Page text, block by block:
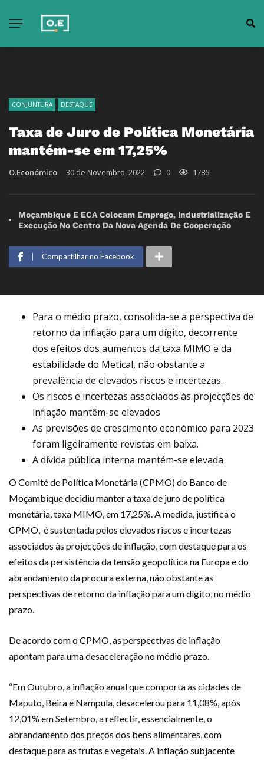
CONJUNTURA DESTAQUE
Taxa de Juro de Política Monetária
mantém-se em 17,25%
O.Económico 30 de Novembro, 2022 0 1786
Moçambique E ECA Colocam Emprego, Industrialização E
Execução No Centro Da Nova Agenda De Cooperação
Compartilhar no Facebook
Para o médio prazo, consolida-se a perspectiva de
retorno da inflação para um dígito, decorrente
dos efeitos dos aumentos da taxa MIMO e da
estabilidade do Metical, não obstante a
prevalência de elevados riscos e incertezas.
Os riscos e incertezas associados às projecções de
inflação mantêm-se elevados
As previsões de crescimento económico para 2023
foram ligeiramente revistas em baixa.
A dívida pública interna mantém-se elevada
O Comité de Política Monetária (CPMO) do Banco de
Moçambique decidiu manter a taxa de juro de política
monetária, taxa MIMO, em 17,25%. A medida, justifica o
CPMO, é sustentada pelos elevados riscos e incertezas
associados às projecções de inflação, com destaque para os
efeitos da persistência da tensão geopolítica na Europa e do
abrandamento da procura externa, não obstante as
perspectivas de retorno da inflação para um dígito, no médio
prazo.
De acordo com o CPMO, as perspectivas de inflação
apontam para uma desaceleração no médio prazo.
“Em Outubro, a inflação anual que comporta as cidades de
Maputo, Beira e Nampula, desacelerou para 11,08%, após
12,01% em Setembro, a reflectir, essencialmente, o
abrandamento dos preços dos bens alimentares, com
destaque para as frutas e vegetais. A inflação subjacente